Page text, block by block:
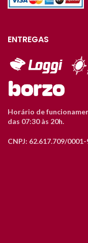
ENTREGAS
Horário de
das 07:30 às 20h.
CNPJ: 62.617.709/